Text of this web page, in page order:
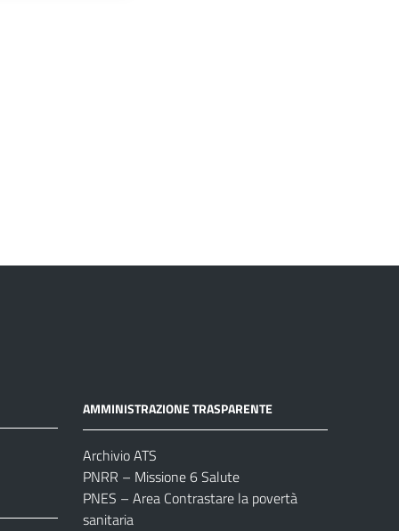
AMMINISTRAZIONE TRASPARENTE
Archivio ATS
PNRR – Missione 6 Salute
PNES – Area Contrastare la povertà
sanitaria